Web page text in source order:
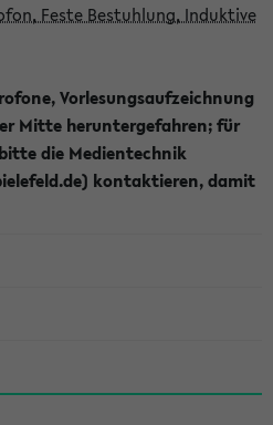
Feste Bestuhlung, Induktive
Vorlesungsaufzeichnung
Mitte heruntergefahren; für
die Medientechnik
kontaktieren, damit